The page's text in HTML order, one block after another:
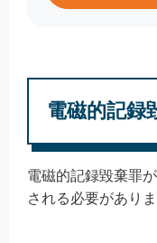
電磁的記録
電磁的記録毀棄罪
される必要がありま